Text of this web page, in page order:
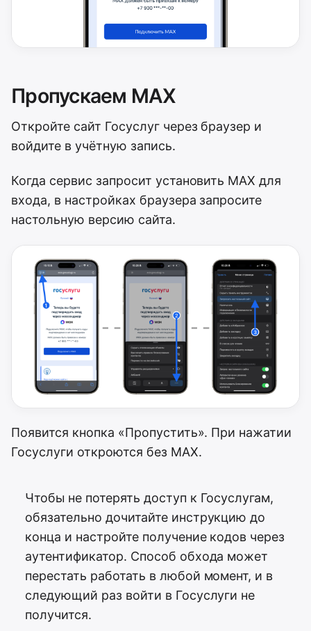
Пропускаем MAX
Откройте сайт Госуслуг через браузер и
войдите в учётную запись.
Когда сервис запросит установить MAX для
входа, в настройках браузера запросите
настольную версию сайта.
Появится кнопка «Пропустить». При нажатии
Госуслуги откроются без MAX.
Чтобы не потерять доступ к Госуслугам,
обязательно дочитайте инструкцию до
конца и настройте получение кодов через
аутентификатор. Способ обхода может
перестать работать в любой момент, и в
следующий раз войти в Госуслуги не
получится.